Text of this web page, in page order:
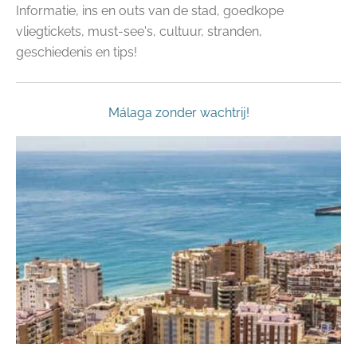
Informatie, ins en outs van de stad, goedkope
vliegtickets, must-see's, cultuur, stranden,
geschiedenis en tips!
Málaga zonder wachtrij!